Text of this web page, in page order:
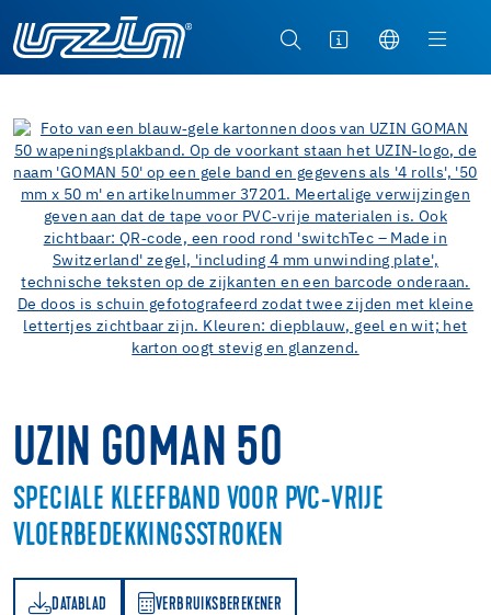
UZIN GOMAN 50
SPECIALE KLEEFBAND VOOR PVC-VRIJE
VLOERBEDEKKINGSSTROKEN
DATABLAD VERBRUIKSBEREKENER